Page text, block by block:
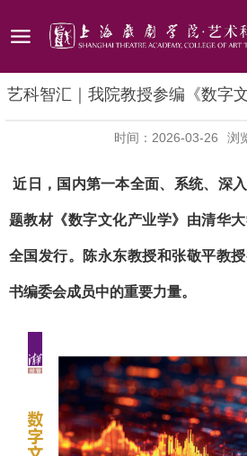
艺科智汇｜我院教授参编《数字
时间：2026-03-26 浏
近日，国内第一本全面、系统、深
题教材《数字文化产业学》由清华
全国发行。陈永东教授和张敬平教
书编委会成员中的重要力量。